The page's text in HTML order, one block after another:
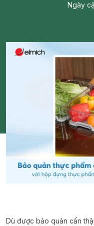
Ngày
Dù được bảo quản cẩn